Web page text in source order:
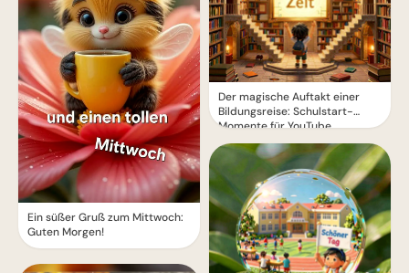
Ein süßer Gruß zum Mittwoch:
Guten Morgen!
Der magische Auftakt einer
Bildungsreise: Schulstart-
Momente für YouTube